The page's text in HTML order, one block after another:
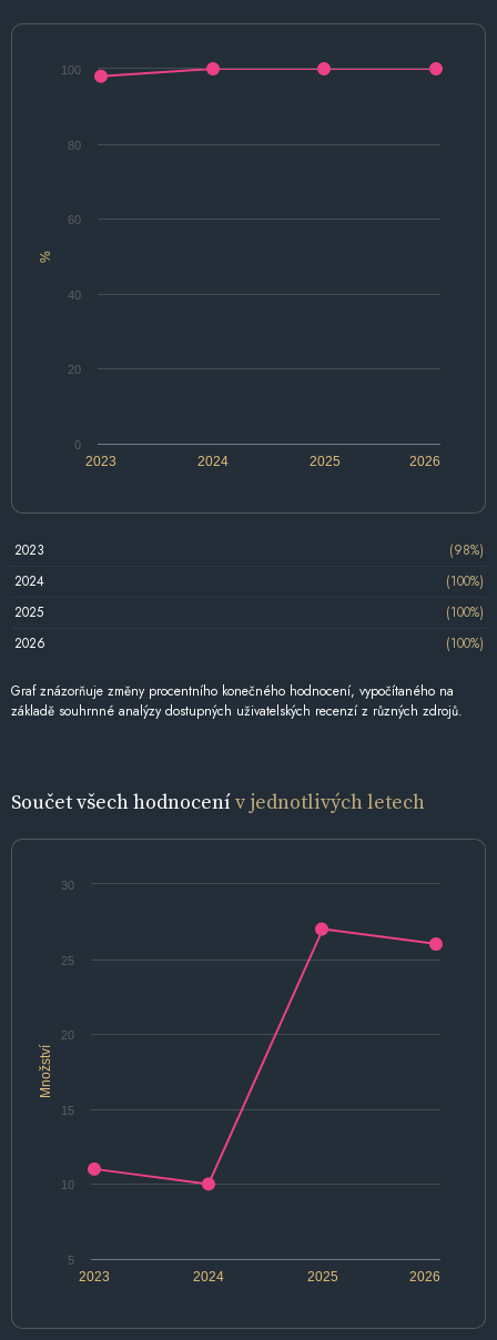
%
2024 2026
2023 2025
0
20
40
60
80
100
2023
(98%)
2024
(100%)
2025
(100%)
2026
(100%)
Graf znázorňuje změny procentního konečného hodnocení, vypočítaného na
základě souhrnné analýzy dostupných uživatelských recenzí z různých zdrojů.
Součet všech hodnocenív jednotlivých letech
Množství
2024 2026
2023 2025
5
10
15
20
25
30